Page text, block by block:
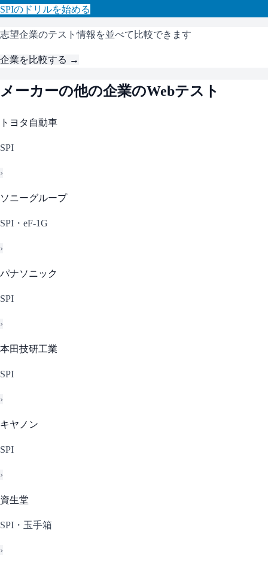
SPIのドリルを始める
志望企業のテスト情報を並べて比較できます
企業を比較する →
メーカーの他の企業のWebテスト
トヨタ自動車
SPI
›
ソニーグループ
SPI・eF-1G
›
パナソニック
SPI
›
本田技研工業
SPI
›
キヤノン
SPI
›
資生堂
SPI・玉手箱
›